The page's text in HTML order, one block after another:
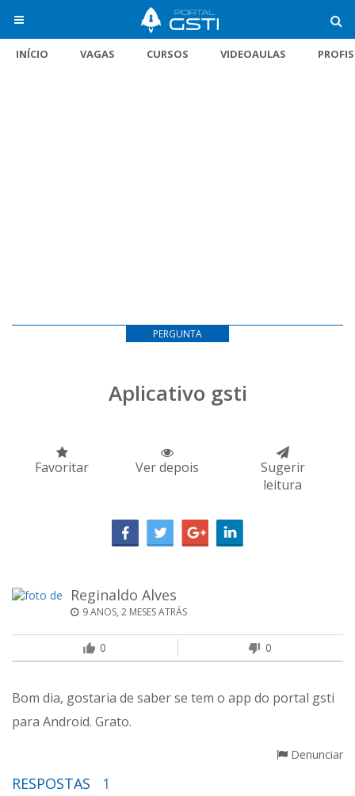
INÍCIO VAGAS CURSOS VIDEOAULAS
PERGUNTA
Aplicativo gsti
Favoritar Ver depois
Sugerir
leitura
Reginaldo Alves
9 ANOS, 2 MESES ATRÁS
0 0
Bom dia, gostaria de saber se tem o app do portal gsti
para Android. Grato.
Denunciar
RESPOSTAS 1